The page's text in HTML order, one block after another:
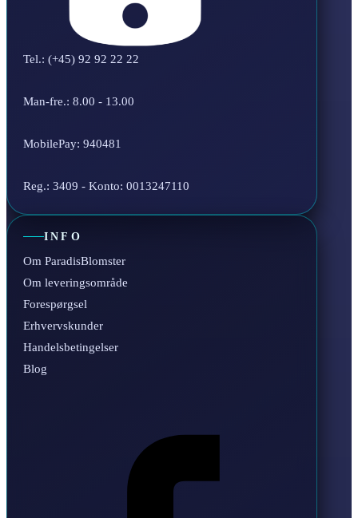
Tel.: (+45) 92 92 22 22
Man-fre.: 8.00 - 13.00
MobilePay: 940481
Reg.: 3409 - Konto: 0013247110
INFO
Om ParadisBlomster
Om leveringsområde
Forespørgsel
Erhvervskunder
Handelsbetingelser
Blog